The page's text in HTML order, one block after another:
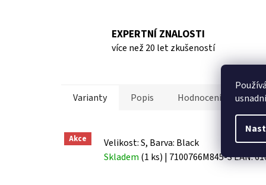
EXPERTNÍ ZNALOSTI
více než 20 let zkušeností
Varianty Popis Hodnocení
Akce
Velikost: S, Barva: Black
Skladem (1 ks) | 7100766M845-SEAN: